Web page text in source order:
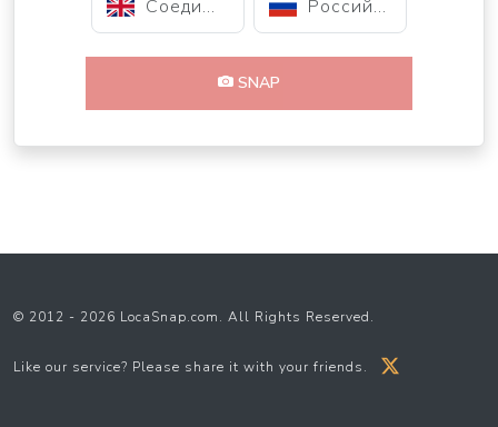
Соединенное Королевство Российская Федерация
SNAP
© 2012 - 2026 LocaSnap.com. All Rights Reserved.
Like our service? Please share it with your friends.